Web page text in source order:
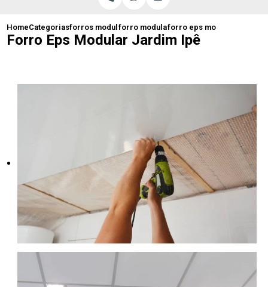
HomeCategoriasforros modulares de isopor
forro modulado de isopor sao bernardo
forro eps modular jardim
Forro Eps Modular Jardim Ipê